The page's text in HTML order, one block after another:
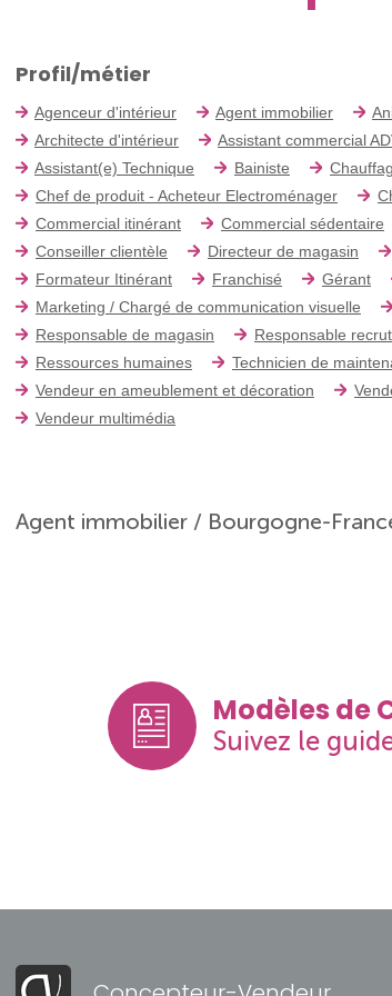
Profil/métier
Agenceur d'intérieur Agent immobilier
Architecte d'intérieur
Assistant commercial
Assistant(e) Technique
Bainiste
Chef de produit - Acheteur Electroménager
Commercial itinérant
Commercial sédentaire
Conseiller clientèle
Directeur de magasin
Formateur Itinérant
Franchisé Gérant
Marketing / Chargé de communication visuelle
Responsable de magasin
Responsable
Ressources humaines
Technicien de
Vendeur en ameublement et décoration
Vendeur multimédia
Agent immobilier / Bourgogne-
Modèles de
Suivez le